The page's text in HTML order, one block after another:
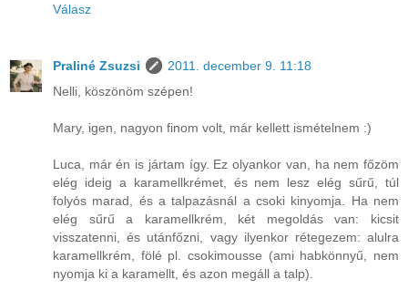
Válasz
Praliné Zsuzsi
2011. december 9. 11:18
Nelli, köszönöm szépen!
Mary, igen, nagyon finom volt, már kellett ismételnem :)
Luca, már én is jártam így. Ez olyankor van, ha nem főzöm
elég ideig a karamellkrémet, és nem lesz elég sűrű, túl
folyós marad, és a talpazásnál a csoki kinyomja. Ha nem
elég sűrű a karamellkrém, két megoldás van: kicsit
visszatenni, és utánfőzni, vagy ilyenkor rétegezem: alulra
karamellkrém, fölé pl. csokimousse (ami habkönnyű, nem
nyomja ki a karamellt, és azon megáll a talp).